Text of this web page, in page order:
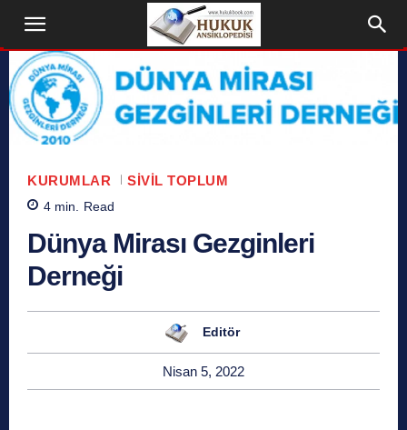
KURUMLAR SIVIL TOPLUM
4 min. Read
Dünya Mirası Gezginleri
Derneği
Editör
Nisan 5, 2022